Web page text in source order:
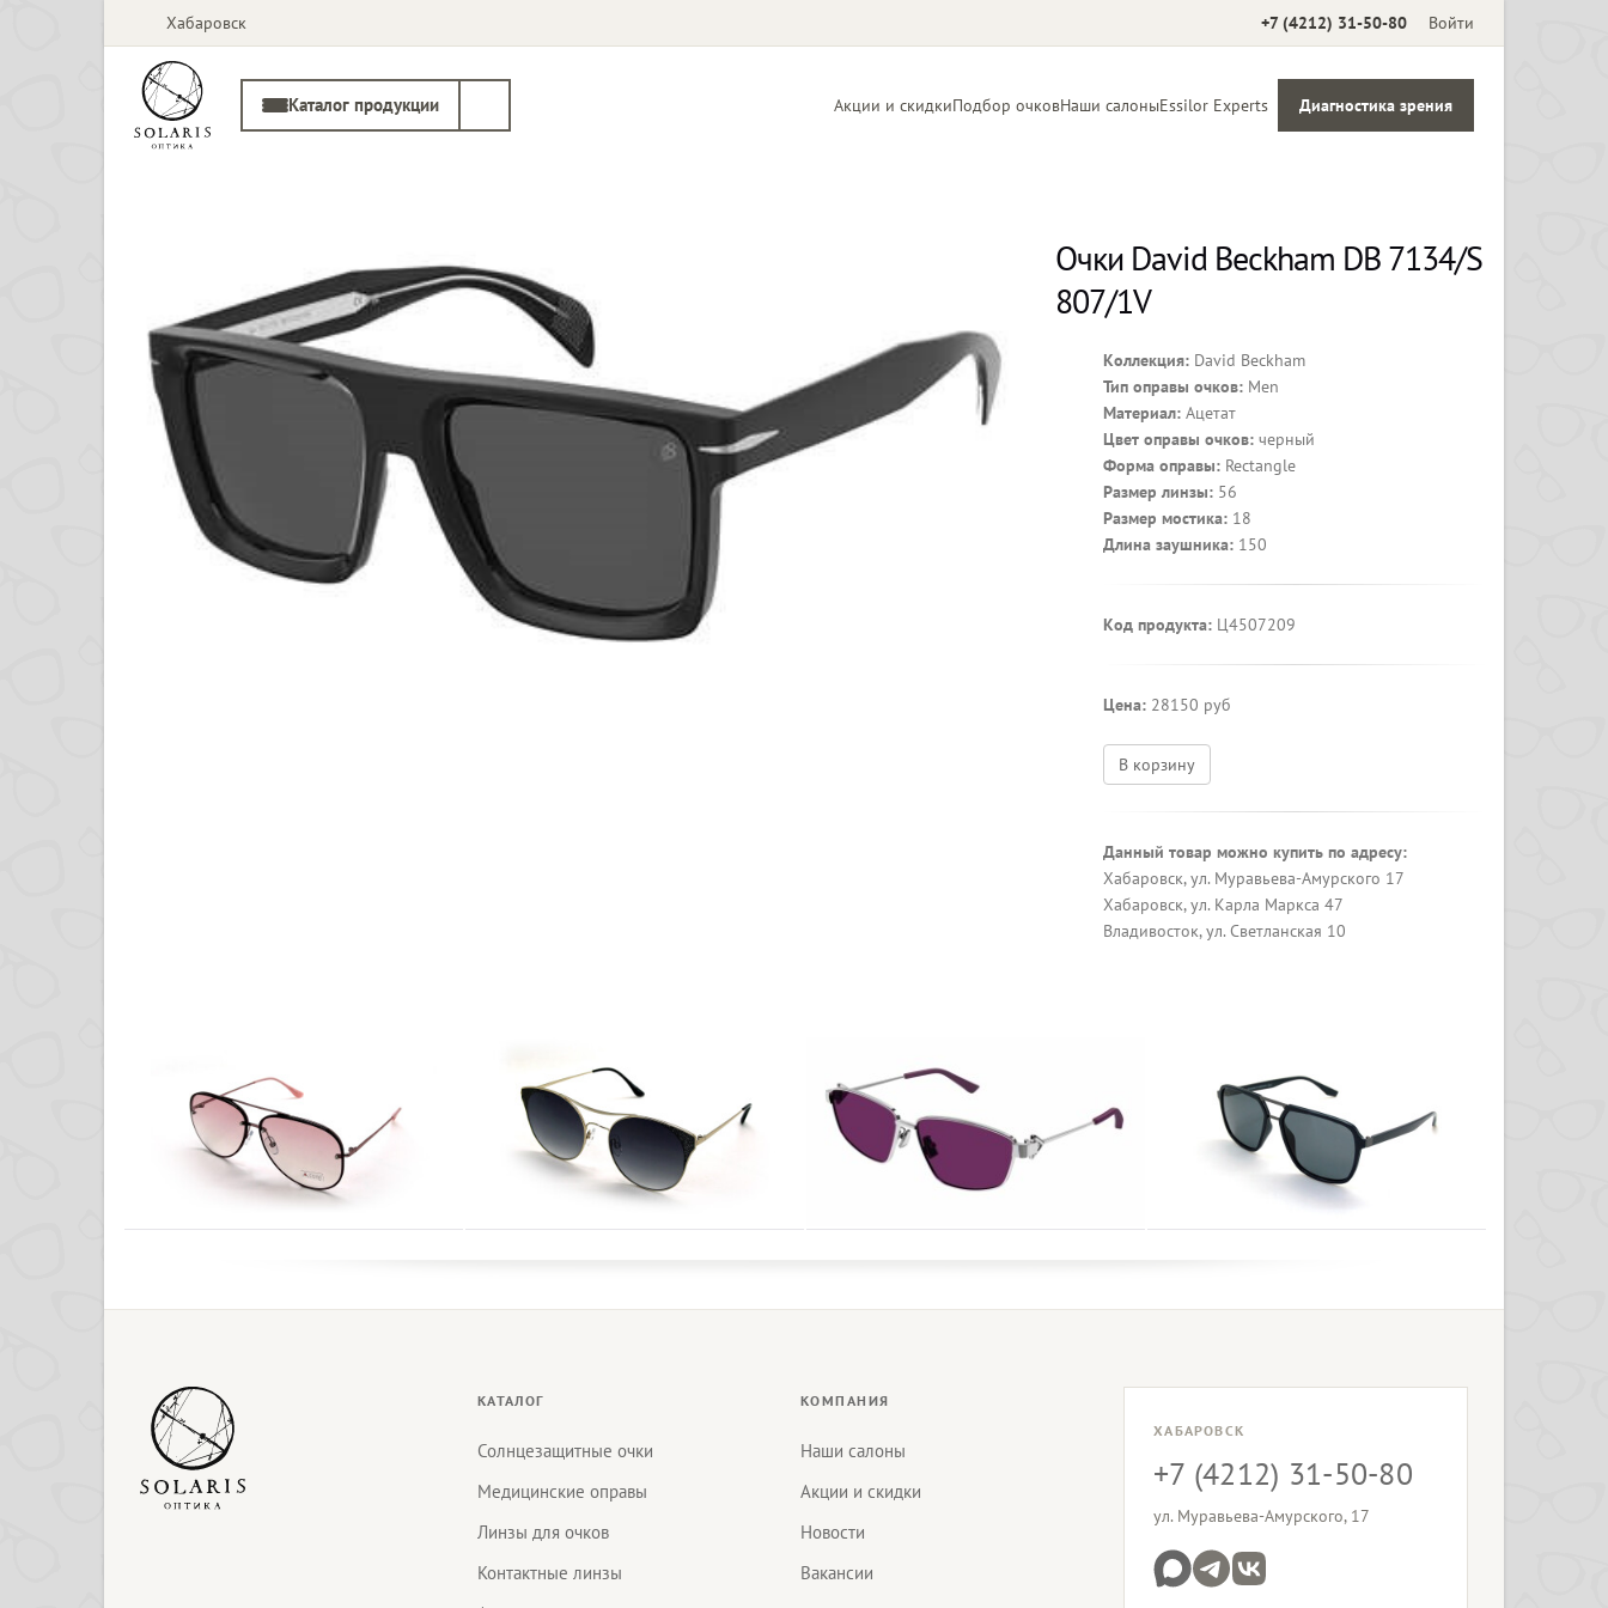
Хабаровск +7 (4212) 31-50-80 Войти
Каталог продукции Акции и скидкиПодбор очковНаши салоныEssilor Experts Диагностика зрения
Очки David Beckham DB 7134/S
807/1V
Коллекция: David Beckham
Тип оправы очков: Men
Материал: Ацетат
Цвет оправы очков: черный
Форма оправы: Rectangle
Размер линзы: 56
Размер мостика: 18
Длина заушника: 150
Код продукта: Ц4507209
Цена: 28150 руб
В корзину
Данный товар можно купить по адресу:
Хабаровск, ул. Муравьева-Амурского 17
Хабаровск, ул. Карла Маркса 47
Владивосток, ул. Светланская 10
КАТАЛОГ
Солнцезащитные очки
Медицинские оправы
Линзы для очков
Контактные линзы
КОМПАНИЯ
Наши салоны
Акции и скидки
Новости
Вакансии
ХАБАРОВСК
+7 (4212) 31-50-80
ул. Муравьева-Амурского, 17